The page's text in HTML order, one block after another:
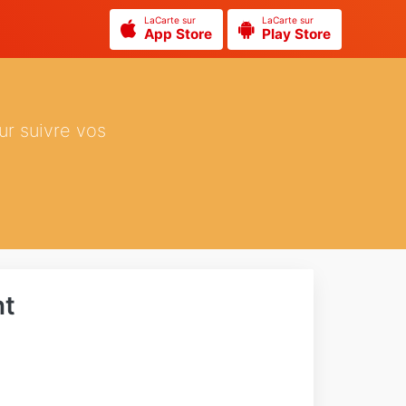
LaCarte sur
App Store
LaCarte sur
Play Store
suivre vos